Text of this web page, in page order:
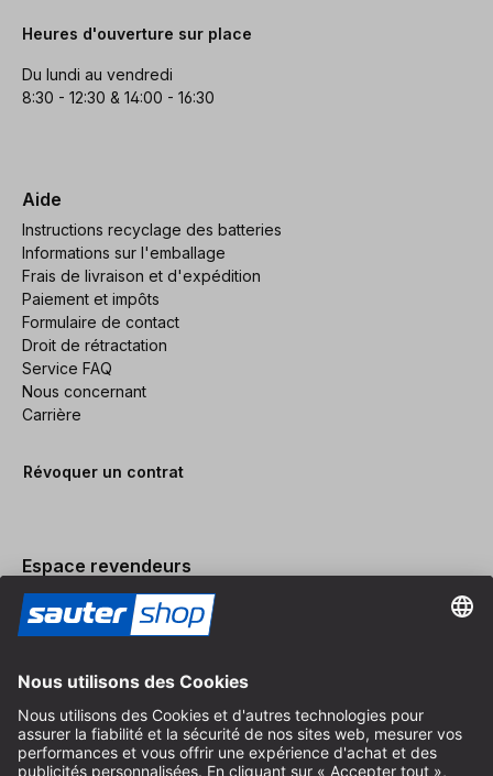
Heures d'ouverture sur place
Du lundi au vendredi
8:30 - 12:30 & 14:00 - 16:30
Aide
Instructions recyclage des batteries
Informations sur l'emballage
Frais de livraison et d'expédition
Paiement et impôts
Formulaire de contact
Droit de rétractation
Service FAQ
Nous concernant
Carrière
Révoquer un contrat
Espace revendeurs
Devenir revendeur
Mentions légales